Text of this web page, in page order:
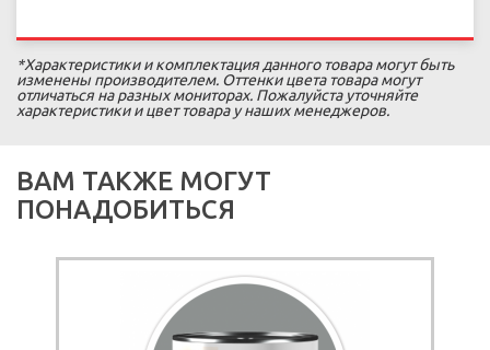
*Характеристики и комплектация данного товара могут быть
изменены производителем. Оттенки цвета товара могут
отличаться на разных мониторах. Пожалуйста уточняйте
характеристики и цвет товара у наших менеджеров.
ВАМ ТАКЖЕ МОГУТ
ПОНАДОБИТЬСЯ